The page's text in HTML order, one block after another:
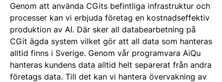
Genom att använda CGits befintliga infrastruktur och
processer kan vi erbjuda företag en kostnadseffektiv
produktion av AI. Där sker all databearbetning på
CGit ägda system vilket gör att all data som hanteras
alltid finns i Sverige. Genom vår programvara AiQu
hanteras kundens data alltid helt separerat från andra
företags data. Till det kan vi hantera övervakning av